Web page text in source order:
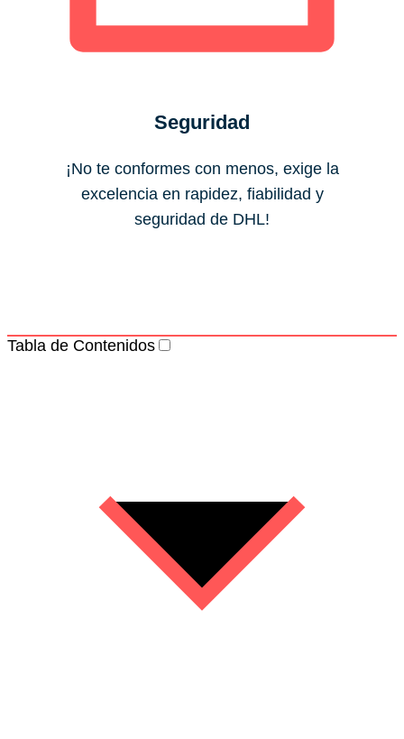
Seguridad
¡No te conformes con menos, exige la
excelencia en rapidez, fiabilidad y
seguridad de DHL!
Tabla de Contenidos